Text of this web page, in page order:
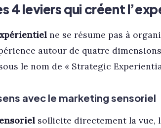
4 leviers qui créent
ne se résume pas à
autour de quatre
le nom de « Strategic
avec le marketing sensoriel
sollicite directement la vue,